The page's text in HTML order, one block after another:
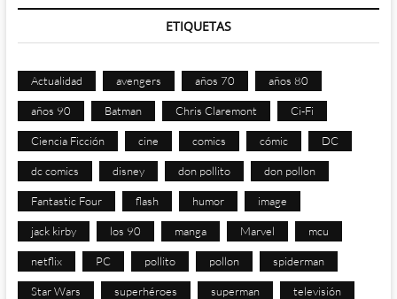
ETIQUETAS
Actualidad avengers años 70 años 80
años 90 Batman Chris Claremont Ci-Fi
Ciencia Ficción cine comics cómic DC
dc comics disney don pollito don pollon
Fantastic Four flash humor image
jack kirby los 90 manga Marvel mcu
netflix PC pollito pollon spiderman
Star Wars superhéroes superman televisión